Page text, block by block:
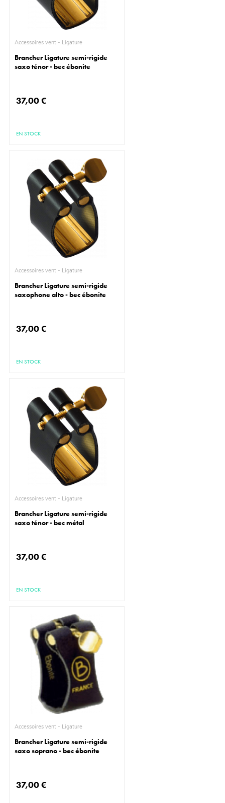
Accessoires vent - Ligature
Brancher Ligature semi-rigide
saxo ténor - bec ébonite
37,00 €
EN STOCK
Accessoires vent - Ligature
Brancher Ligature semi-rigide
saxophone alto - bec ébonite
37,00 €
EN STOCK
Accessoires vent - Ligature
Brancher Ligature semi-rigide
saxo ténor - bec métal
37,00 €
EN STOCK
Accessoires vent - Ligature
Brancher Ligature semi-rigide
saxo soprano - bec ébonite
37,00 €